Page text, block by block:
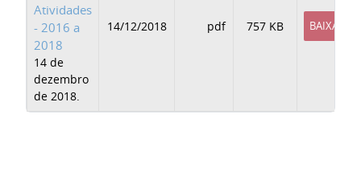
Atividades
- 2016 a
2018
14 de
dezembro
de 2018.
14/12/2018 pdf 757 KB BAIXAR